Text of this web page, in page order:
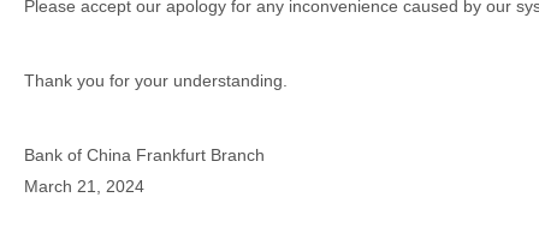
Please accept our apology for any inconvenience caused by our
Thank you for your understanding.
Bank of China Frankfurt Branch
March 21, 2024